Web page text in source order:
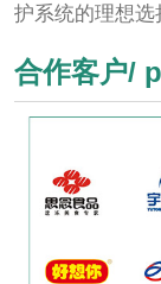
护系统的理想选
合作客户/